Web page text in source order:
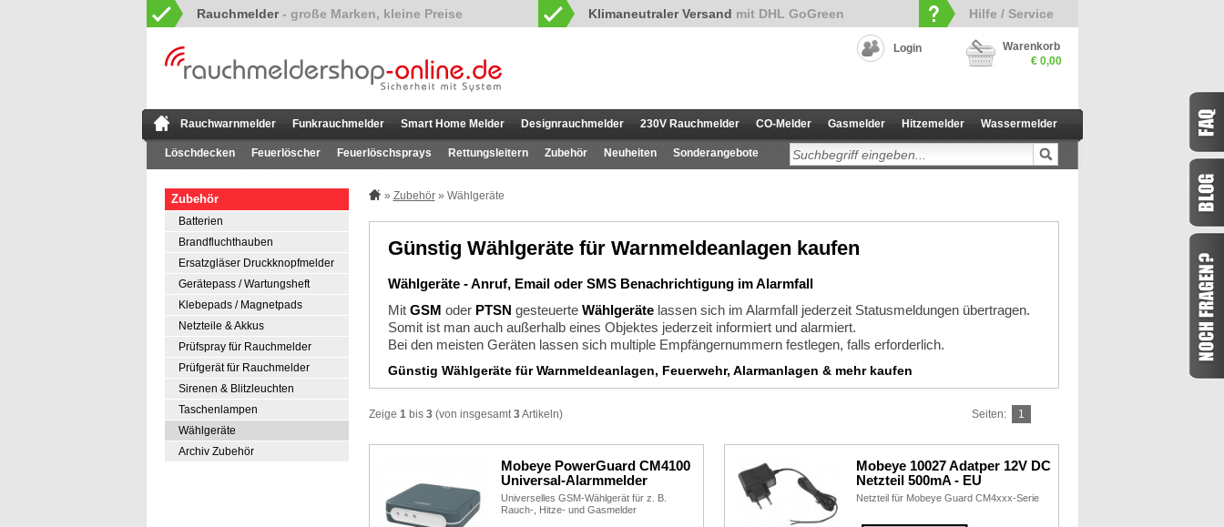
Rauchmelder Klimaneutraler Versand mit DHL GoGreen Hilfe / Service
Login
Warenkorb
€ 0,00
Rauchwarnmelder Funkrauchmelder Smart Home Melder Designrauchmelder 230V Rauchmelder CO-Melder Gasmelder Hitzemelder Wassermelder
Löschdecken Feuerlöscher Feuerlöschsprays Rettungsleitern Zubehör Neuheiten Sonderangebote
Zubehör
Batterien
Brandfluchthauben
Ersatzgläser Druckknopfmelder
Gerätepass / Wartungsheft
Klebepads / Magnetpads
Netzteile & Akkus
Prüfspray für Rauchmelder
Prüfgerät für Rauchmelder
Sirenen & Blitzleuchten
Taschenlampen
Wählgeräte
Archiv Zubehör
» Zubehör» Wählgeräte
Günstig Wählgeräte für Warnmeldeanlagen kaufen
Wählgeräte - Anruf, Email oder SMS Benachrichtigung im Alarmfall
Mit GSM oder PTSN gesteuerte Wählgerätelassen sich im Alarmfall jederzeit Statusmeldungen übertragen.
Somit ist man auch außerhalb eines Objektes jederzeit informiert und alarmiert.
Bei den meisten Geräten lassen sich multiple Empfängernummern festlegen, falls erforderlich.
Günstig Wählgeräte für Warnmeldeanlagen, Feuerwehr, Alarmanlagen & mehr kaufen
Zeige 1bis 3(von insgesamt3Artikeln) Seiten: 1
Mobeye PowerGuard CM4100
Universal-Alarmmelder
Universelles GSM-Wählgerät für z. B.
Rauch-, Hitze- und Gasmelder
Mobeye 10027 Adatper 12V DC
Netzteil 500mA - EU
Netzteil für Mobeye Guard CM4xxx-Serie